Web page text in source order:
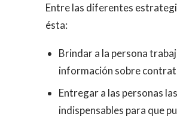
Entre las diferentes
ésta:
Brindar a la persona
información sobre
Entregar a las personas
indispensables para que